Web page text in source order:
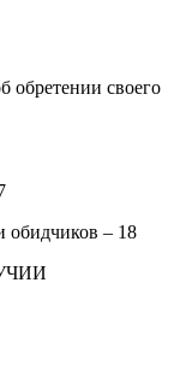
обретении своего
обидчиков – 18